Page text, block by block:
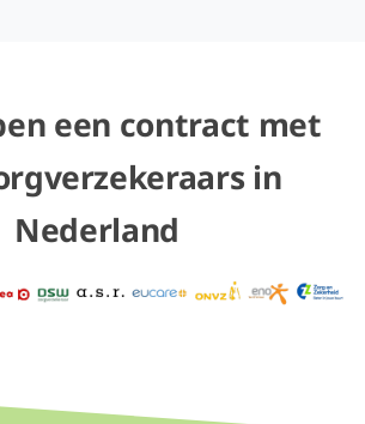
een contract met
in
Nederland